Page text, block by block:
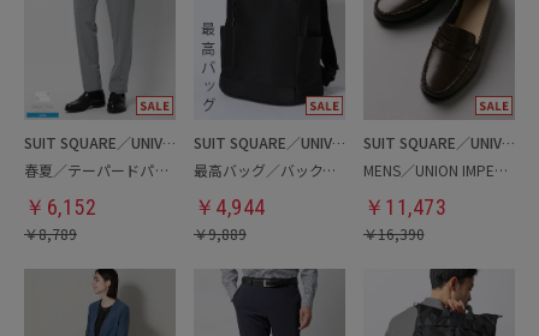
SUIT SQUARE／UNIVERSAL LANGUAGE
春夏／テーパードパンツ
￥ 6,152
￥8,789
SUIT SQUARE／UNIVERSAL LANGUAGE
最高バッグ／バックパック
￥ 4,944
￥9,889
SUIT SQUARE／UNIVERSAL LANGUAGE
MENS／UNION IMPERIAL監修／コインローファー
￥ 11,473
￥16,390